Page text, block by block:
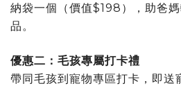
納袋一個（價值$198），助爸
品。
優惠二：毛孩專屬打卡禮
帶同毛孩到寵物專區打卡，即送